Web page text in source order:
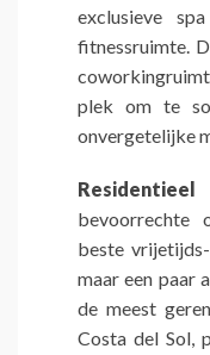
exclusieve
fitnessruimte.
plek om te
onvergetelijke
bevoorrechte
beste
maar een paar
de meest
Costa del Sol,